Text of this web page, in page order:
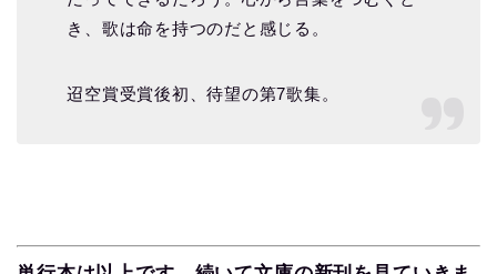
き、歌は命を持つのだと感じる。
迢空賞受賞後初、待望の第7歌集。